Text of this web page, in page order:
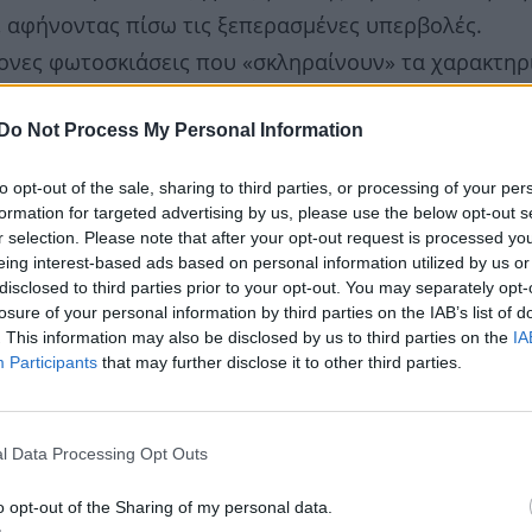
Do Not Process My Personal Information
opt-out of the sale, sharing to third parties, or processing of your
for targeted advertising by us, please use the below opt-out
selection. Please note that after your opt-out request is processed
interest-based ads based on personal information utilized by us
to third parties prior to your opt-out. You may separately
of your personal information by third parties on the IAB’s list of
This information may also be disclosed by us to third parties on the
Participants that may further disclose it to other third parties.
Data Processing Opt Outs
opt-out of the Sharing of my personal data.
αφήνοντας πίσω τις ξεπερασμένες υπερβολές.
φωτοσκιάσεις που «σκληραίνουν» τα
κάτω από το έντονο φως των Κυκλάδων.
προϊόντα, εξασφαλίζοντας ότι το αποτέλεσμα θα
στιγμή της τελετής μέχρι και τις πρώτες